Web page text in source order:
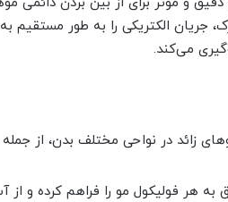
جریان الکتریکی را به طور مستقیم به
می‌کند.
زائد در نواحی مختلف بدن، از
هر فولیکول مو را فراهم کرده و از